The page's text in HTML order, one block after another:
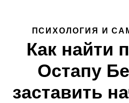
ПСИХОЛОГИЯ И
Как найти
Остапу
заставить